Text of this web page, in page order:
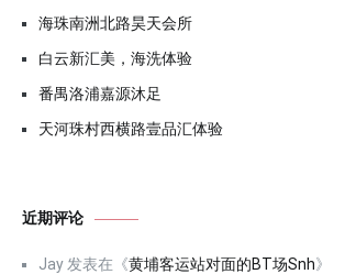
海珠南洲北路昊天会所
白云新汇美，海洗体验
番禺洛浦嘉源沐足
天河珠村西横路壹品汇体验
近期评论
Jay 发表在《黄埔客运站对面的BT场Snh》